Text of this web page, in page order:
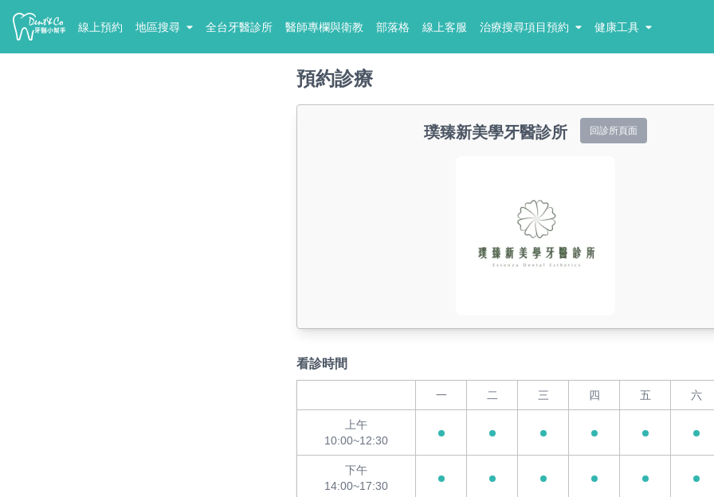
線上預約 地區搜尋 全台牙醫診所 醫師專欄與衛教 部落格 線上客服 治療搜尋項目預約 健康工具
預約診療
璞臻新美學牙醫診所 回診所頁面
看診時間
一 二 三 四 五 六
上午
10:00~12:30
下午
14:00~17:30